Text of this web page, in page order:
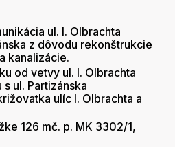
ul. I. Olbrachta
z dôvodu rekonštrukcie
kanalizácie.
od vetvy ul. I. Olbrachta
ul. Partizánska
ulíc I. Olbrachta a
126 mč. p. MK 3302/1,